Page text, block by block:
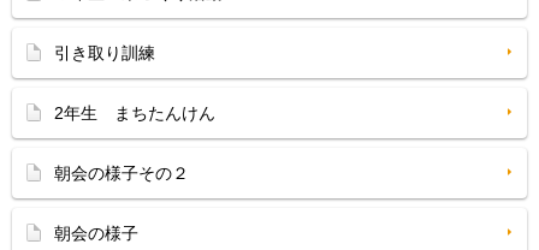
引き取り訓練
2年生 まちたんけん
朝会の様子その２
朝会の様子